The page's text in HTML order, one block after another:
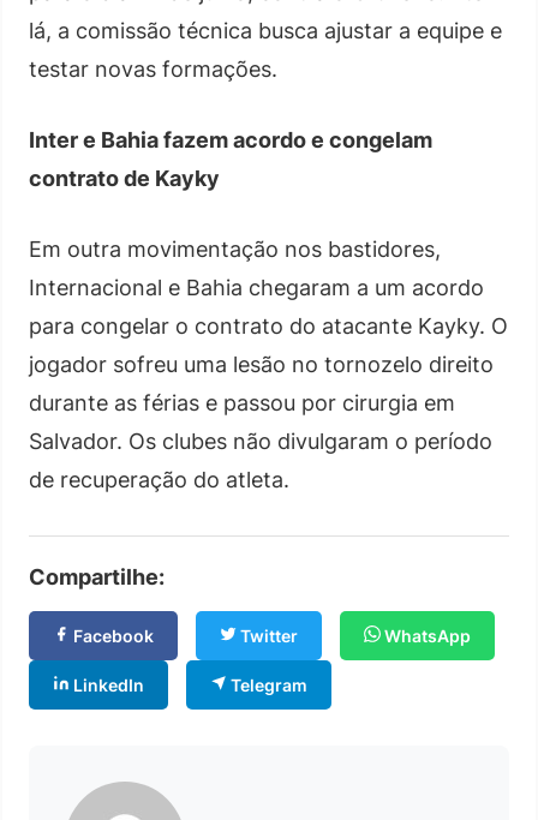
lá, a comissão técnica busca ajustar a equipe e
testar novas formações.
Inter e Bahia fazem acordo e congelam
contrato de Kayky
Em outra movimentação nos bastidores,
Internacional e Bahia chegaram a um acordo
para congelar o contrato do atacante Kayky. O
jogador sofreu uma lesão no tornozelo direito
durante as férias e passou por cirurgia em
Salvador. Os clubes não divulgaram o período
de recuperação do atleta.
Compartilhe:
Facebook Twitter WhatsApp
LinkedIn Telegram